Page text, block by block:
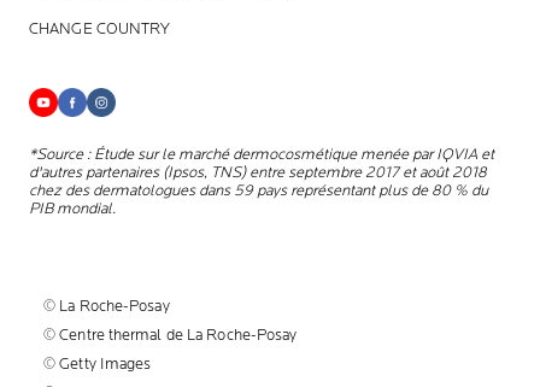
CHANGE COUNTRY
*Source : Étude sur le marché dermocosmétique menée par IQVIA et
d'autres partenaires (Ipsos, TNS) entre septembre 2017 et août 2018
chez des dermatologues dans 59 pays représentant plus de 80 % du
PIB mondial.
© La Roche-Posay
© Centre thermal de La Roche-Posay
© Getty Images